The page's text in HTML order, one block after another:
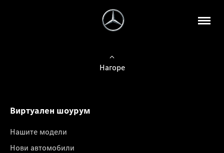
Нагоре
Виртуален шоурум
Нашите модели
Нови автомобили